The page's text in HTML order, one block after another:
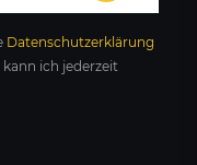
Daten­schutz­erklärung
ich jederzeit